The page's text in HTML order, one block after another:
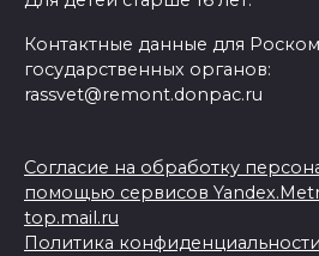
Контактные данные для
государственных органов:
rassvet@remont.donpac.ru
Согласие на обработку
помощью сервисов
top.mail.ru
Политика